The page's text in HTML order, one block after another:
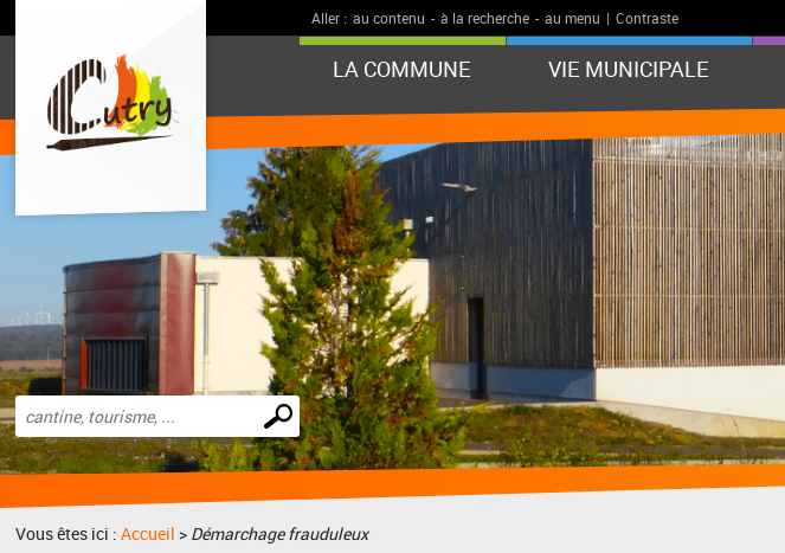
Aller : au contenu - à la recherche - au menu | Contraste
LA COMMUNE VIE MUNICIPALE
Effectuer
une
recherche
Vous êtes ici :Accueil > Démarchage frauduleux